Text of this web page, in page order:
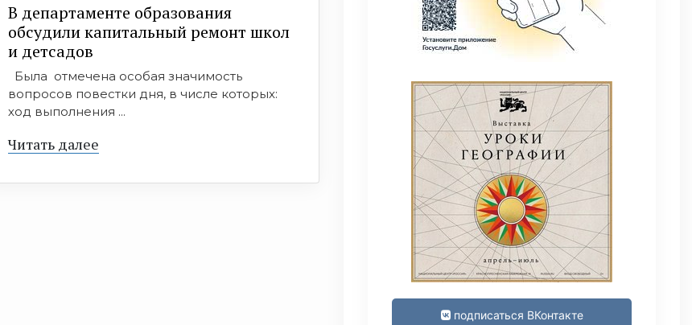
В департаменте образования
обсудили капитальный ремонт школ
и детсадов
Была отмечена особая значимость
вопросов повестки дня, в числе которых:
ход выполнения ...
Читать далее
подписаться ВКонтакте